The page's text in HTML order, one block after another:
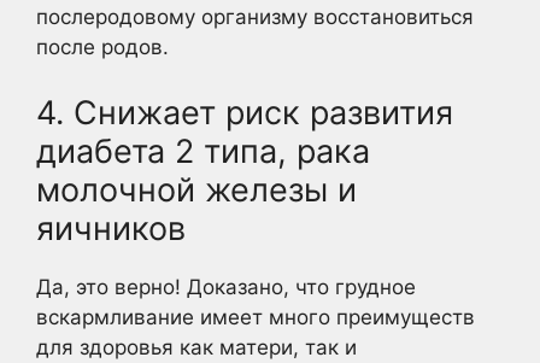
послеродовому организму восстановиться
после родов.
4. Снижает риск развития
диабета 2 типа, рака
молочной железы и
яичников
Да, это верно! Доказано, что грудное
вскармливание имеет много преимуществ
для здоровья как матери, так и